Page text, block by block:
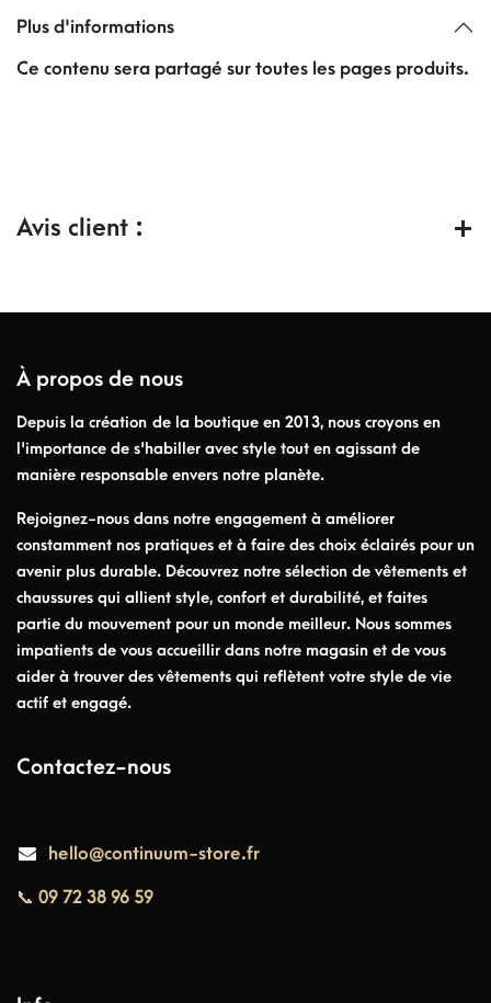
Plus d'informations
Ce contenu sera partagé sur toutes les pages produits.
Avis client :
À propos de nous
Depuis la création de la boutique en 2013, nous croyons en
l'importance de s'habiller avec style tout en agissant de
manière responsable envers notre planète.
Rejoignez-nous dans notre engagement à améliorer
constamment nos pratiques et à faire des choix éclairés pour un
avenir plus durable. Découvrez notre sélection de vêtements et
chaussures qui allient style, confort et durabilité, et faites
partie du mouvement pour un monde meilleur. Nous sommes
impatients de vous accueillir dans notre magasin et de vous
aider à trouver des vêtements qui reflètent votre style de vie
actif et engagé.
Contactez-nous
hello@continuum-store.fr
📞 09 72 38 96 59